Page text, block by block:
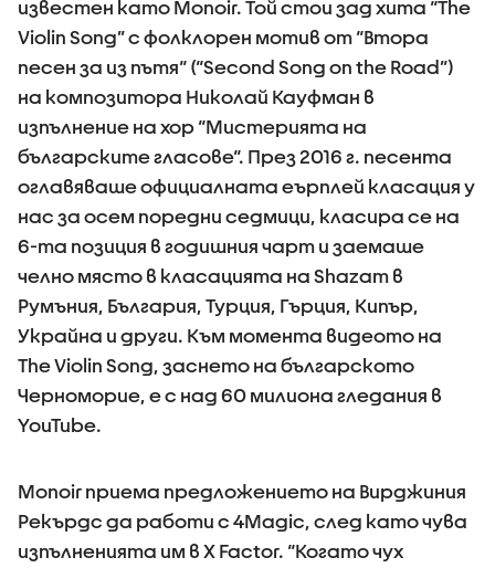
известен като Monoir. Той стои зад хита “The
Violin Song” с фолклорен мотив от “Втора
песен за из пътя“ (“Second Song on the Road”)
на композитора Николай Кауфман в
изпълнение на хор “Мистерията на
българските гласове“. През 2016 г. песента
оглавяваше официалната еърплей класация у
нас за осем поредни седмици, класира се на
6-та позиция в годишния чарт и заемаше
челно място в класацията на Shazam в
Румъния, България, Турция, Гърция, Кипър,
Украйна и други. Към момента видеото на
The Violin Song, заснето на българското
Черноморие, е с над 60 милиона гледания в
YouTube.
Monoir приема предложението на Вирджиния
Рекърдс да работи с 4Magic, след като чува
изпълненията им в X Factor. “Когато чух